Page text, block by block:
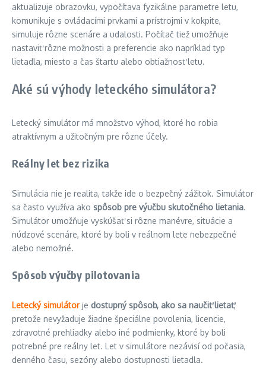
aktualizuje obrazovku, vypočítava fyzikálne parametre letu,
komunikuje s ovládacími prvkami a prístrojmi v kokpite,
simuluje rôzne scenáre a udalosti. Počítač tiež umožňuje
nastaviť rôzne možnosti a preferencie ako napríklad typ
lietadla, miesto a čas štartu alebo obtiažnosť letu.
Aké sú výhody leteckého simulátora?
Letecký simulátor má množstvo výhod, ktoré ho robia
atraktívnym a užitočným pre rôzne účely.
Reálny let bez rizika
Simulácia nie je realita, takže ide o bezpečný zážitok. Simulátor
sa často využíva ako spôsob pre výučbu skutočného lietania.
Simulátor umožňuje vyskúšať si rôzne manévre, situácie a
núdzové scenáre, ktoré by boli v reálnom lete nebezpečné
alebo nemožné.
Spôsob výučby pilotovania
Letecký simulátorje dostupný spôsob, ako sa naučiť lietať,
pretože nevyžaduje žiadne špeciálne povolenia, licencie,
zdravotné prehliadky alebo iné podmienky, ktoré by boli
potrebné pre reálny let. Let v simulátore nezávisí od počasia,
denného času, sezóny alebo dostupnosti lietadla.